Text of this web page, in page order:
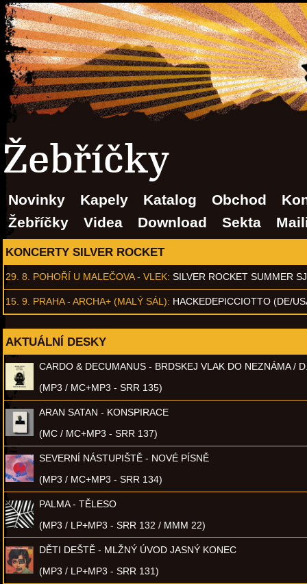
Žebříčky
Novinky Kapely Katalog Obchod
Žebříčky
Videa Download Sekta
KONCERTY SILVER ROCKET
29. 8. POHOŘÍ U MALEČOVA - VLEK: SILVER ROCKET SUMMER
15. 9. PRAHA - ARCHA+ (MALÝ SÁL): HACKEDEPICCIOTTO (DE/
AKTUÁLNÍ DESKY
CARDO & DECUMANUS - BRDSKEJ VLAK DO NEZNÁMA /
(MP3 / MC+MP3 - SRR 135)
ARAN SATAN - KONSPIRACE
(MC / MC+MP3 - SRR 137)
SEVERNÍ NÁSTUPIŠTĚ - NOVÉ PÍSNĚ
(MP3 / MC+MP3 - SRR 134)
PALMA - TĚLESO
(MP3 / LP+MP3 - SRR 132 / MMM 22)
DĚTI DEŠTĚ - MLŽNÝ ÚVOD JASNÝ KONEC
(MP3 / LP+MP3 - SRR 131)